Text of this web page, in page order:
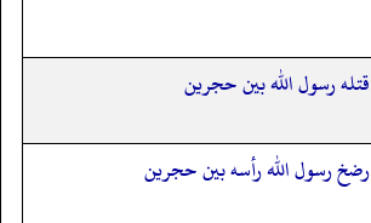
قتله رسول الله بين حجرين
رضخ رسول الله رأسه بين حجرين